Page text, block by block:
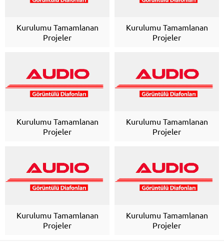
Kurulumu Tamamlanan
Projeler
Kurulumu Tamamlanan
Projeler
Kurulumu Tamamlanan
Projeler
Kurulumu Tamamlanan
Projeler
Kurulumu Tamamlanan
Projeler
Kurulumu Tamamlanan
Projeler